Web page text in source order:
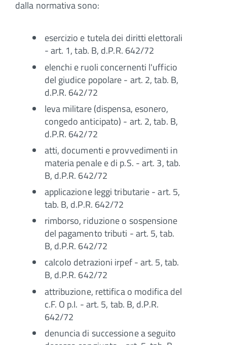
dalla normativa sono:
esercizio e tutela dei diritti elettorali
- art. 1, tab. B, d.P.R. 642/72
elenchi e ruoli concernenti l'ufficio
del giudice popolare - art. 2, tab. B,
d.P.R. 642/72
leva militare (dispensa, esonero,
congedo anticipato) - art. 2, tab. B,
d.P.R. 642/72
atti, documenti e provvedimenti in
materia penale e di p.S. - art. 3, tab.
B, d.P.R. 642/72
applicazione leggi tributarie - art. 5,
tab. B, d.P.R. 642/72
rimborso, riduzione o sospensione
del pagamento tributi - art. 5, tab.
B, d.P.R. 642/72
calcolo detrazioni irpef - art. 5, tab.
B, d.P.R. 642/72
attribuzione, rettifica o modifica del
c.F. O p.I. - art. 5, tab. B, d.P.R.
642/72
denuncia di successione a seguito